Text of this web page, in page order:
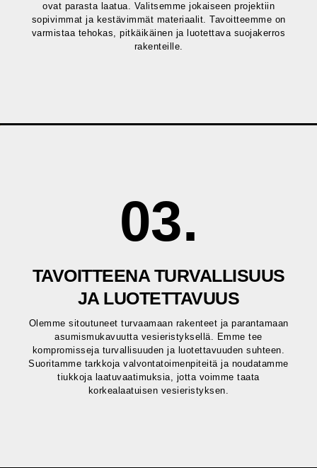
ovat parasta laatua. Valitsemme jokaiseen projektiin
sopivimmat ja kestävimmät materiaalit. Tavoitteemme on
varmistaa tehokas, pitkäikäinen ja luotettava suojakerros
rakenteille.
03.
TAVOITTEENA TURVALLISUUS
JA LUOTETTAVUUS
Olemme sitoutuneet turvaamaan rakenteet ja parantamaan
asumismukavuutta vesieristyksellä. Emme tee
kompromisseja turvallisuuden ja luotettavuuden suhteen.
Suoritamme tarkkoja valvontatoimenpiteitä ja noudatamme
tiukkoja laatuvaatimuksia, jotta voimme taata
korkealaatuisen vesieristyksen.